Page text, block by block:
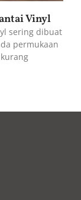
Vinyl
sering dibuat
permukaan